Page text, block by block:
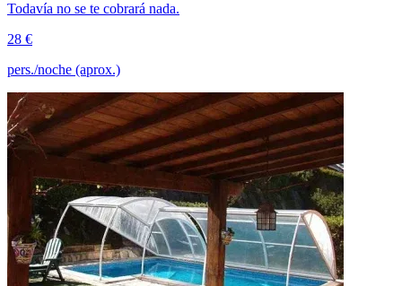
Todavía no se te cobrará nada.
28 €
pers./noche (aprox.)